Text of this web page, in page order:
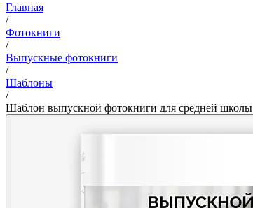
Главная
/
Фотокниги
/
Выпускные фотокниги
/
Шаблоны
/
Шаблон выпускной фотокниги для средней школы